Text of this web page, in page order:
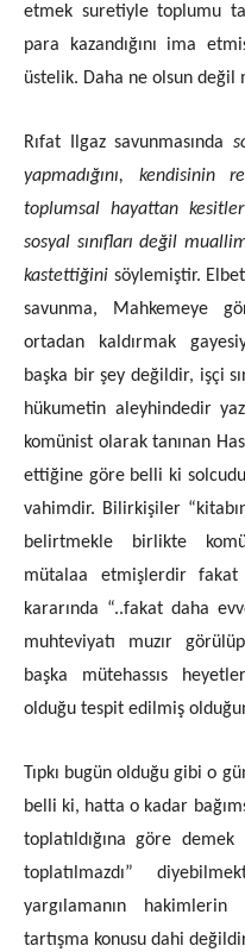
etmek suretiyle toplumu
para kazandığını ima
üstelik. Daha ne olsun değil
Rıfat Ilgaz savunmasında
yapmadığını,
toplumsal hayattan
sosyal sınıfları değil
kastettiğini söylemiştir.
savunma, Mahkemeye
ortadan kaldırmak
başka bir şey değildir, işçi
hükumetin aleyhindedir
komünist olarak tanınan
ettiğine göre belli ki
vahimdir. Bilirkişiler
belirtmekle birlikte
mütalaa etmişlerdir fakat
kararında “..fakat daha
muhteviyatı muzır
başka mütehassıs
olduğu tespit edilmiş
Tıpkı bugün olduğu gibi o
belli ki, hatta o kadar
toplatıldığına göre
toplatılmazdı”
yargılamanın
tartışma konusu dahi